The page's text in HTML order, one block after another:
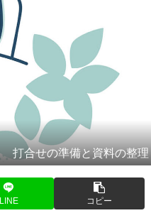
打合せの準備と資料の整理
LINE コピー